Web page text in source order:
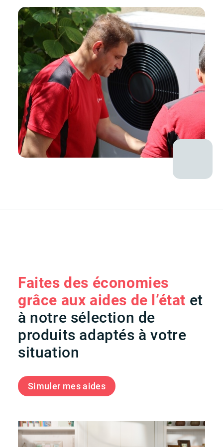
Faites des économies
grâce aux aides de l’état et
à notre sélection de
produits adaptés à votre
situation
Simuler mes aides